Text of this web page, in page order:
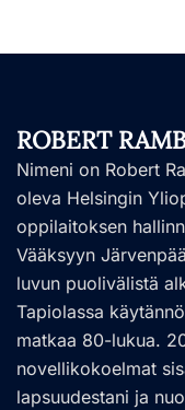
ROBERT
Nimeni on Robert
oleva Helsingin
oppilaitoksen
Vääksyyn
luvun puolivälistä
Tapiolassa
matkaa 80-lukua.
novellikokoelmat
lapsuudestani ja